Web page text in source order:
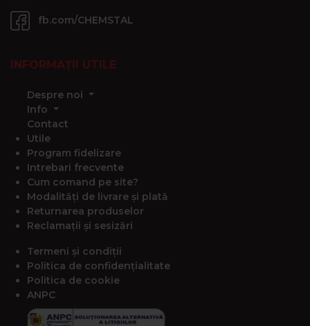
fb.com/CHEMSTAL
INFORMAȚII UTILE
Despre noi
Info
Contact
Utile
Program fidelizare
Intrebari frecvente
Cum comand pe site?
Modalități de livrare și plată
Returnarea produselor
Reclamații și sesizări
Termeni și condiții
Politica de confidențialitate
Politica de cookie
ANPC